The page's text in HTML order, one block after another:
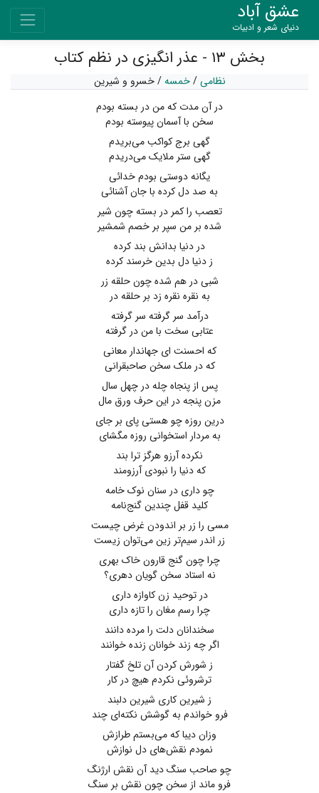
عشق آباد
دنیای شعر و ادبیات
بخش ۱۳ - عذر انگیزی در نظم کتاب
نظامی/خمسه /خسرو و شیرین
در آن مدت که من در بسته بودم
سخن با آسمان پیوسته بودم
گهی برج کواکب می‌بریدم
گهی ستر ملایک می‌دریدم
یگانه دوستی بودم خدائی
به صد دل کرده با جان آشنائی
تعصب را کمر در بسته چون شیر
شده بر من سپر بر خصم شمشیر
در دنیا بدانش بند کرده
ز دنیا دل بدین خرسند کرده
شبی در هم شده چون حلقه زر
به نقره نقره زد بر حلقه در
درآمد سر گرفته سر گرفته
عتابی سخت با من در گرفته
که احسنت ای جهاندار معانی
که در ملک سخن صاحبقرانی
پس از پنجاه چله در چهل سال
مزن پنجه در این حرف ورق مال
درین روزه چو هستی پای بر جای
به مردار استخوانی روزه مگشای
نکرده آرزو هرگز ترا بند
که دنیا را نبودی آرزومند
چو داری در سنان نوک خامه
کلید قفل چندین گنج‌نامه
مسی را زر بر اندودن غرض چیست
زر اندر سیم‌تر زین می‌توان زیست
چرا چون گنج قارون خاک بهری
نه استاد سخن گویان دهری؟
در توحید زن کاوازه داری
چرا رسم مغان را تازه داری
سخندانان دلت را مرده دانند
اگر چه زند خوانان زنده خوانند
ز شورش کردن آن تلخ گفتار
ترشروئی نکردم هیچ در کار
ز شیرین کاری شیرین دلبند
فرو خواندم به گوشش نکته‌ای چند
وزان دیبا که می‌بستم طرازش
نمودم نقش‌های دل نوازش
چو صاحب سنگ دید آن نقش ارژنگ
فرو ماند از سخن چون نقش بر سنگ